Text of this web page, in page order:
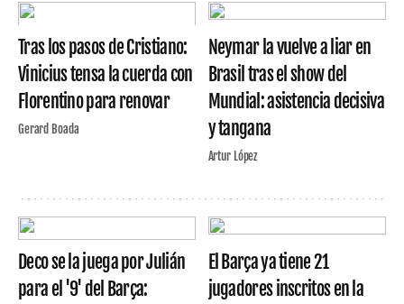
Tras los pasos de Cristiano:
Vinicius tensa la cuerda con
Florentino para renovar
Gerard Boada
Neymar la vuelve a liar en
Brasil tras el show del
Mundial: asistencia decisiva
y tangana
Artur López
Deco se la juega por Julián
para el '9' del Barça:
El Barça ya tiene 21
jugadores inscritos en la